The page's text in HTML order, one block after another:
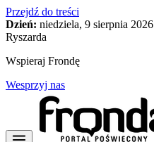
Przejdź do treści
Dzień: niedziela, 9 sierpnia 2026
Ryszarda
Wspieraj Frondę
Wesprzyj nas